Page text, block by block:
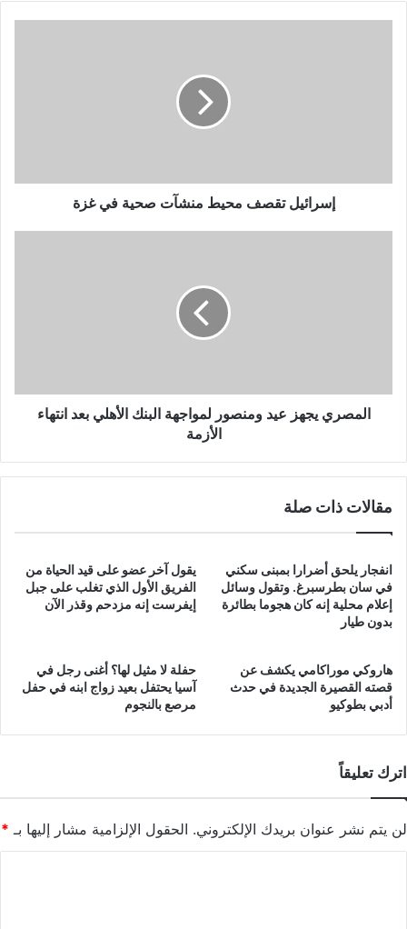
إسرائيل تقصف محيط منشآت صحية في غزة
انتهاء
الأزمةالمصري يجهز عيد ومنصور لمواجهة البنك الأهلي بعد انتهاء
الأزمة
مقالات ذات صلة
انفجار يلحق أضرارا بمبنى سكني
في سان بطرسبرغ. وتقول وسائل
إعلام محلية إنه كان هجوما بطائرة
بدون طيار
يقول آخر عضو على قيد الحياة من
الفريق الأول الذي تغلب على جبل
إيفرست إنه مزدحم وقذر الآن
هاروكي موراكامي يكشف عن
قصته القصيرة الجديدة في حدث
أدبي بطوكيو
حفلة لا مثيل لها؟ أغنى رجل في
آسيا يحتفل بعيد زواج ابنه في حفل
مرصع بالنجوم
اترك تعليقاً
لن يتم نشر عنوان بريدك الإلكتروني. الحقول الإلزامية مشار إليها بـ *